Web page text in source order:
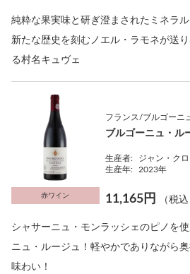
純粋な果実味と研ぎ澄まされたミネラ
新たな歴史を刻むノエル・ラモネが送
る村名キュヴェ
赤ワイン
フランス/ブルゴーニ
ブルゴーニュ・ル
生産者:
ジャン・ク
生産年:
2023年
11,165円 （税込
シャサーニュ・モンラッシェのピノを
ニュ・ルージュ！軽やかでありながら
味わい！